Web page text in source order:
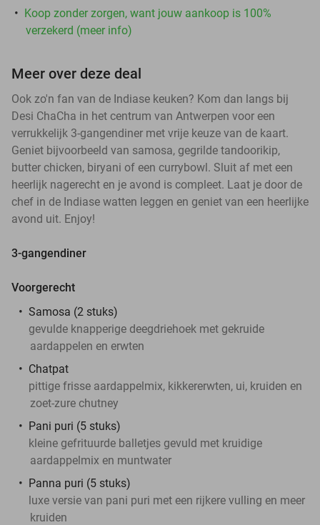
Koop zonder zorgen, want jouw aankoop is 100%
verzekerd (meer info)
Meer over deze deal
Ook zo'n fan van de Indiase keuken? Kom dan langs bij
Desi ChaCha in het centrum van Antwerpen voor een
verrukkelijk 3-gangendiner met vrije keuze van de kaart.
Geniet bijvoorbeeld van samosa, gegrilde tandoorikip,
butter chicken, biryani of een currybowl. Sluit af met een
heerlijk nagerecht en je avond is compleet. Laat je door de
chef in de Indiase watten leggen en geniet van een heerlijke
avond uit. Enjoy!
3-gangendiner
Voorgerecht
Samosa (2 stuks)
gevulde knapperige deegdriehoek met gekruide
aardappelen en erwten
Chatpat
pittige frisse aardappelmix, kikkererwten, ui, kruiden en
zoet-zure chutney
Pani puri (5 stuks)
kleine gefrituurde balletjes gevuld met kruidige
aardappelmix en muntwater
Panna puri (5 stuks)
luxe versie van pani puri met een rijkere vulling en meer
kruiden